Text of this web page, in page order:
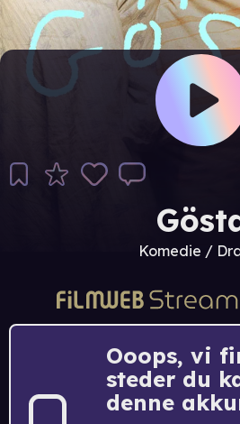
Komedie /
Ooops, vi
steder du
denne